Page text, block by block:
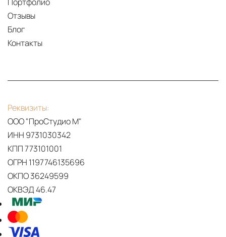
Отзывы
Блог
Контакты
Реквизиты:
ООО "ПроСтудио М"
ИНН 9731030342
КПП 773101001
ОГРН 1197746135696
ОКПО 36249599
ОКВЭД 46.47